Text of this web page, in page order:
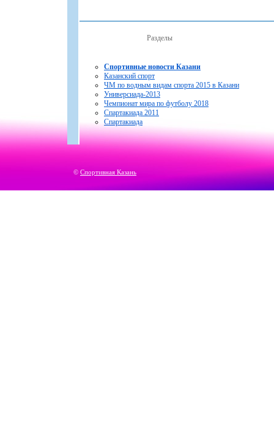
Разделы
Спортивные новости Казани
Казанский спорт
ЧМ по водным видам спорта 2015 в Казани
Универсиада-2013
Чемпионат мира по футболу 2018
Спартакиада 2011
Спартакиада
© Спортивная Казань